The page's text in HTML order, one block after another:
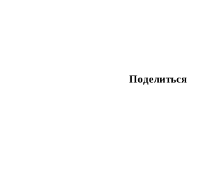
Поделиться